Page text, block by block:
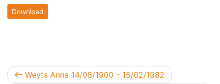
Download
Berichtnavigatie
Vorig bericht
Weyts Anna 14/08/1900 – 15/02/1982